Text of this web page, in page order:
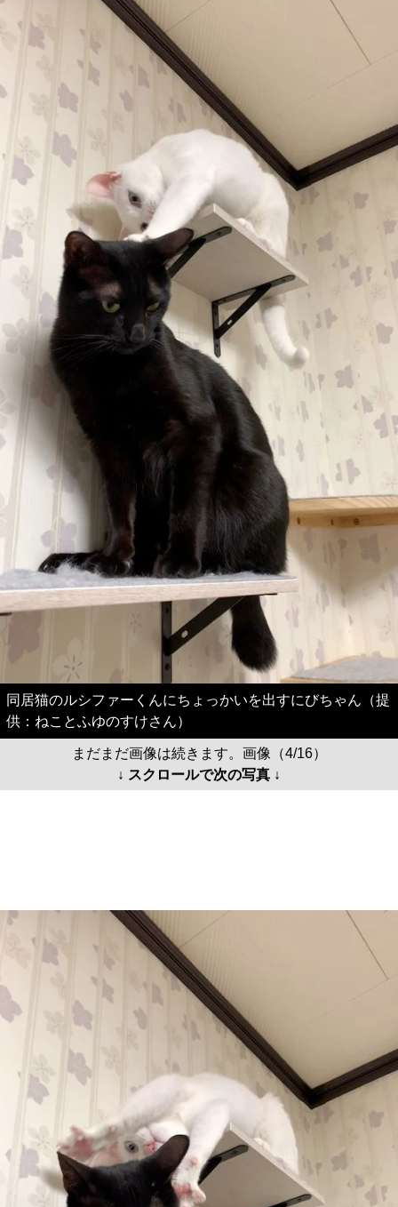
同居猫のルシファーくんにちょっかいを出すにびちゃん（提
供：ねことふゆのすけさん）
まだまだ画像は続きます。画像（4/16）
↓ スクロールで次の写真 ↓